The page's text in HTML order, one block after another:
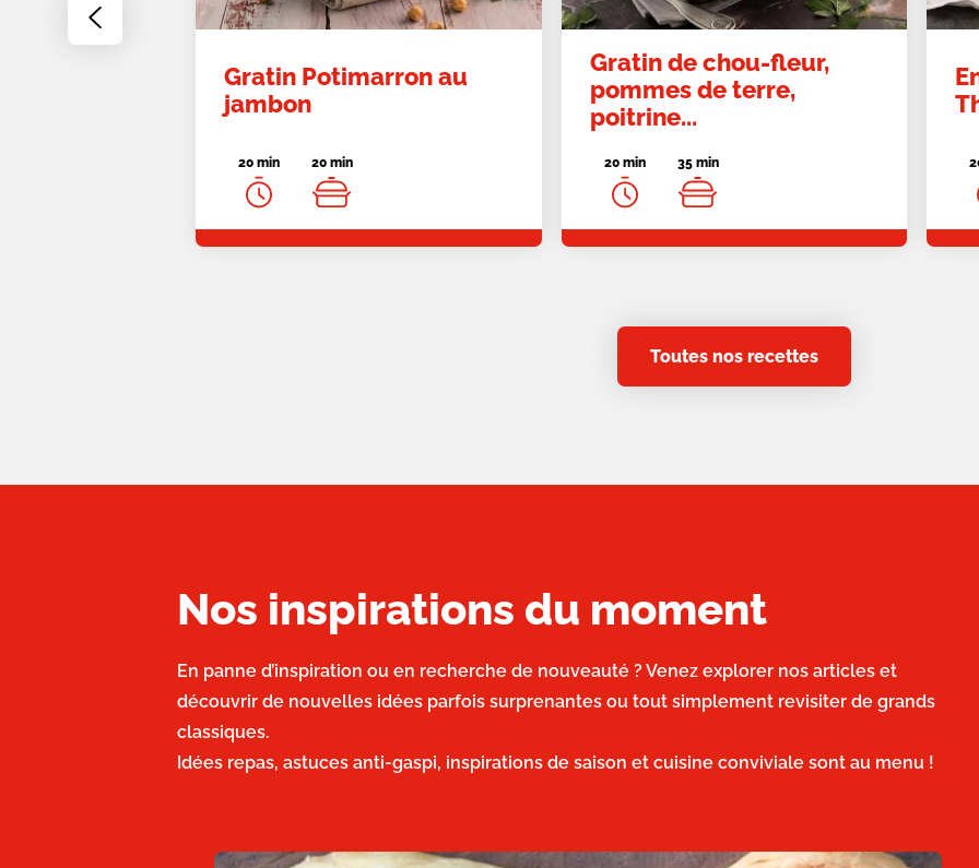
Go
to
Gratin Potimarron au
jambon
20 min 20 min
Gratin de chou-fleur,
pommes de terre,
poitrine...
20 min 35 min
Toutes nos recettes
Nos inspirations du moment
En panne d’inspiration ou en recherche de nouveauté ? Venez explorer nos articles et
découvrir de nouvelles idées parfois surprenantes ou tout simplement revisiter de grands
classiques.
Idées repas, astuces anti-gaspi, inspirations de saison et cuisine conviviale sont au menu !